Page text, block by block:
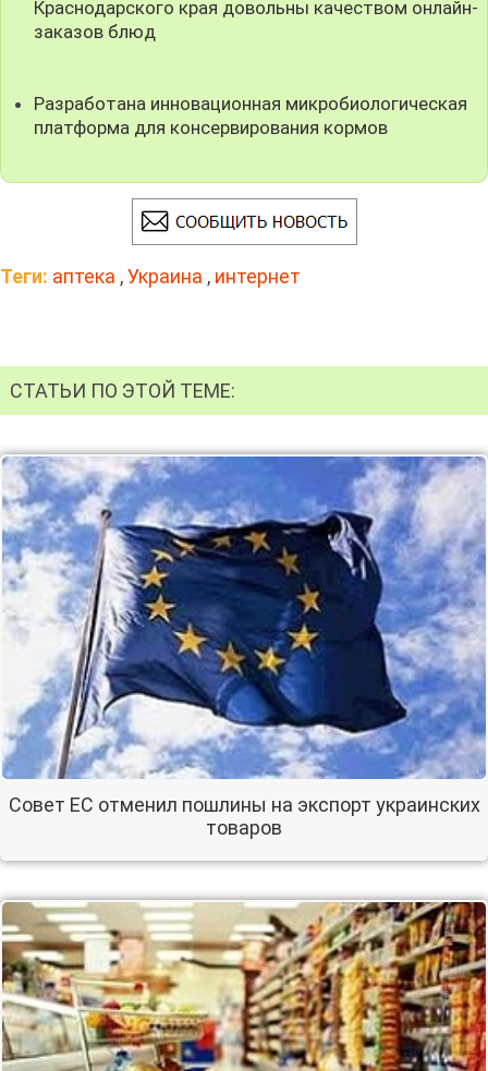
Краснодарского края довольны качеством онлайн-
заказов блюд
Разработана инновационная микробиологическая
платформа для консервирования кормов
Теги: аптека ,Украина , интернет
СТАТЬИ ПО ЭТОЙ ТЕМЕ:
Совет ЕС отменил пошлины на экспорт украинских
товаров